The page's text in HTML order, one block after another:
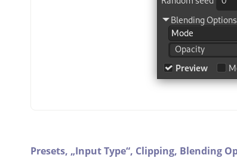
Presets, „Input Type“, Clipping, Blending